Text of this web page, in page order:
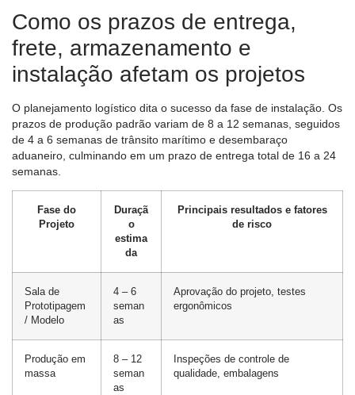
Como os prazos de entrega,
frete, armazenamento e
instalação afetam os projetos
O planejamento logístico dita o sucesso da fase de instalação. Os
prazos de produção padrão variam de 8 a 12 semanas, seguidos
de 4 a 6 semanas de trânsito marítimo e desembaraço
aduaneiro, culminando em um prazo de entrega total de 16 a 24
semanas.
Fase do
Projeto
Duraçã
o
estima
da
Principais resultados e fatores
de risco
Sala de
Prototipagem
/ Modelo
4 – 6
seman
as
Aprovação do projeto, testes
ergonômicos
Produção em
massa
8 – 12
seman
as
Inspeções de controle de
qualidade, embalagens